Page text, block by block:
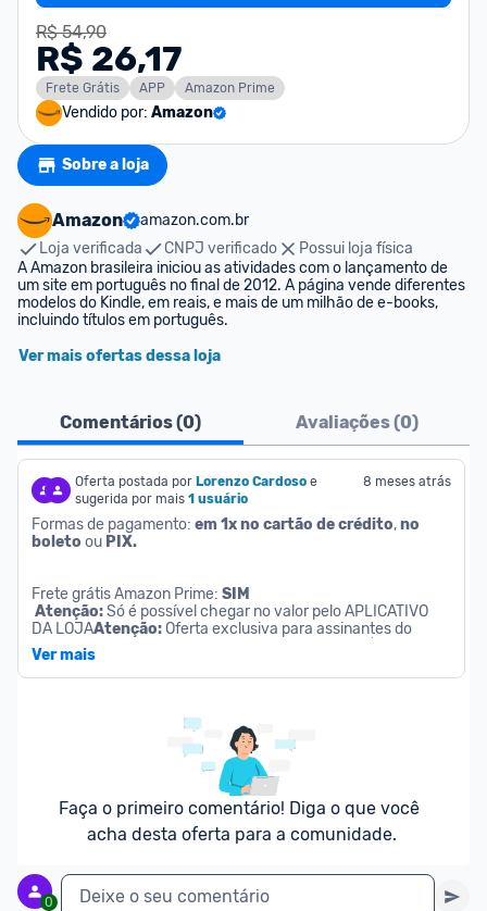
R$ 54,90
R$ 26,17
Frete Grátis APP Amazon Prime
Vendido por: Amazon
Sobre a loja
Amazon
amazon.com.br
Loja verificada
CNPJ verificado
Possui loja física
A Amazon brasileira iniciou as atividades com o lançamento de
um site em português no final de 2012. A página vende diferentes
modelos do Kindle, em reais, e mais de um milhão de e-books,
incluindo títulos em português.
Ver mais ofertas dessa loja
Comentários (0) Avaliações (0)
Oferta postada por Lorenzo Cardoso e
sugerida por mais 1 usuário
8 meses atrás
Formas de pagamento: em 1x no cartão de crédito, no
boleto ou PIX.
Frete grátis Amazon Prime: SIM
Atenção: Só é possível chegar no valor pelo APLICATIVO
DA LOJAAtenção: Oferta exclusiva para assinantes do
serviço Amazon Prime.
mês (30 dias grátis).
Ver mais
Faça o primeiro comentário! Diga o que você
acha desta oferta para a comunidade.
0 Deixe o seu comentário